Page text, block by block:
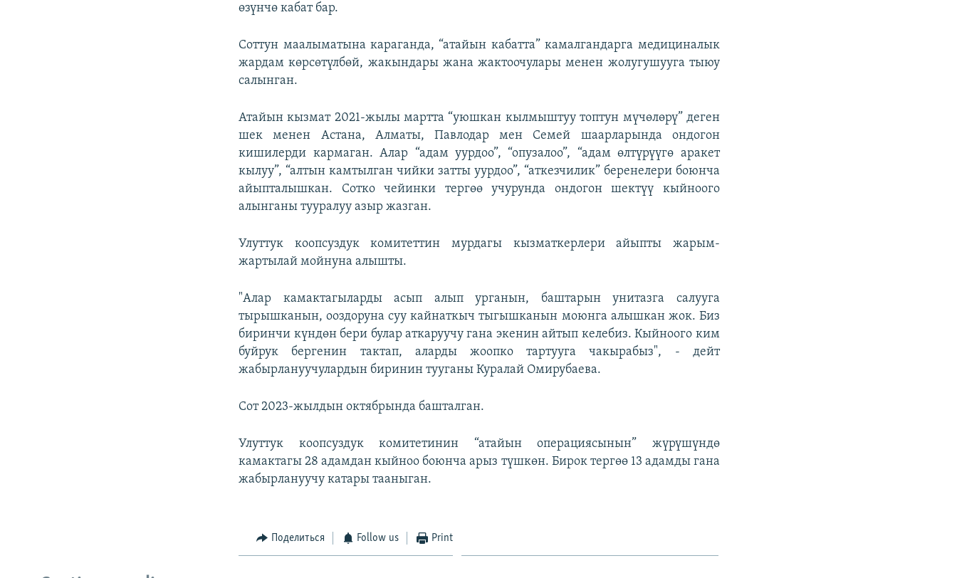
өзүнчө кабат бар.
Соттун маалыматына караганда, “атайын кабатта” камалгандарга медициналык
жардам көрсөтүлбөй, жакындары жана жактоочулары менен жолугушууга тыюу
салынган.
Атайын кызмат 2021-жылы мартта “уюшкан кылмыштуу топтун мүчөлөрү” деген
шек менен Астана, Алматы, Павлодар мен Семей шаарларында ондогон
кишилерди кармаган. Алар “адам уурдоо”, “опузалоо”, “адам өлтүрүүгө аракет
кылуу”, “алтын камтылган чийки затты уурдоо”, “аткезчилик” беренелери боюнча
айыпталышкан. Сотко чейинки тергөө учурунда ондогон шектүү кыйноого
алынганы тууралуу азыр жазган.
Улуттук коопсуздук комитеттин мурдагы кызматкерлери айыпты жарым-
жартылай мойнуна алышты.
"Алар камактагыларды асып алып урганын, баштарын унитазга салууга
тырышканын, ооздоруна суу кайнаткыч тыгышканын моюнга алышкан жок. Биз
биринчи күндөн бери булар аткаруучу гана экенин айтып келебиз. Кыйноого ким
буйрук бергенин тактап, аларды жоопко тартууга чакырабыз", - дейт
жабырлануучулардын биринин тууганы Куралай Омирубаева.
Сот 2023-жылдын октябрында башталган.
Улуттук коопсуздук комитетинин “атайын операциясынын” жүрүшүндө
камактагы 28 адамдан кыйноо боюнча арыз түшкөн. Бирок тергөө 13 адамды гана
жабырлануучу катары тааныган.
Поделиться Follow us Print